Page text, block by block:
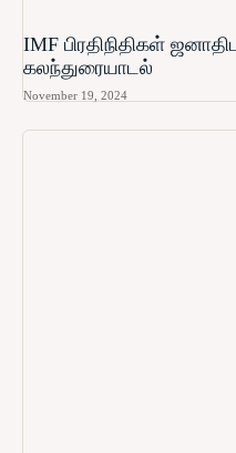
IMF பிரதிநிதிகள்
கலந்துரையாடல்
November 19, 2024